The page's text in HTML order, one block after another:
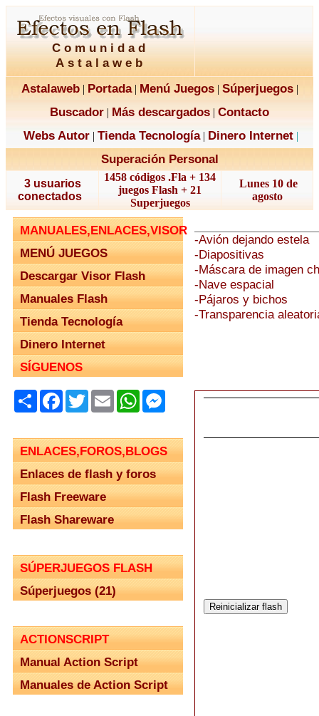
Comunidad
Astalaweb
Astalaweb| Portada| Menú Juegos| Súperjuegos|
Buscador | Más descargados | Contacto
Webs Autor | Tienda Tecnología| Dinero Internet |
Superación Personal
3 usuarios
conectados
1458 códigos .Fla + 134
juegos Flash + 21
Superjuegos
Lunes 10 de
agosto
MANUALES,ENLACES,VISOR
MENÚ JUEGOS
Descargar Visor Flash
Manuales Flash
Tienda Tecnología
Dinero Internet
SÍGUENOS
ShareFacebook
TwitterEmailWhatsAppMessenger
ENLACES,FOROS,BLOGS
Enlaces de flash y foros
Flash Freeware
Flash Shareware
SÚPERJUEGOS FLASH
Súperjuegos (21)
ACTIONSCRIPT
Manual Action Script
Manuales de Action Script
-Avión dejando estela
-Diapositivas
-Máscara de imagen
-Nave espacial
-Pájaros y bichos
-Transparencia